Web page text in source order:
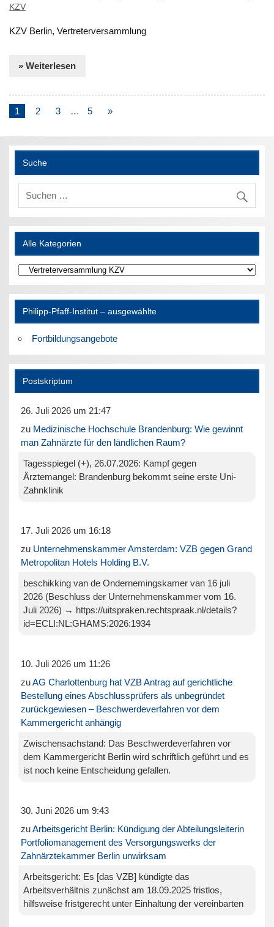
KZV
KZV Berlin, Vertreterversammlung
» Weiterlesen
1 2 3 … 5 »
Suche
Alle Kategorien
Alle
Kategorien
Philipp-Pfaff-Institut – ausgewählte
Fortbildungsangebote
Postskriptum
26. Juli 2026 um 21:47
zu Medizinische Hochschule Brandenburg: Wie gewinnt
man Zahnärzte für den ländlichen Raum?
Tagesspiegel (+), 26.07.2026: Kampf gegen
Ärztemangel: Brandenburg bekommt seine erste Uni-
Zahnklinik
17. Juli 2026 um 16:18
zu Unternehmenskammer Amsterdam: VZB gegen Grand
Metropolitan Hotels Holding B.V.
beschikking van de Ondernemingskamer van 16 juli
2026 (Beschluss der Unternehmenskammer vom 16.
Juli 2026) → https://uitspraken.rechtspraak.nl/details?
id=ECLI:NL:GHAMS:2026:1934
10. Juli 2026 um 11:26
zuAG Charlottenburg hat VZB Antrag auf gerichtliche
Bestellung eines Abschlussprüfers als unbegründet
zurückgewiesen – Beschwerdeverfahren vor dem
Kammergericht anhängig
Zwischensachstand: Das Beschwerdeverfahren vor
dem Kammergericht Berlin wird schriftlich geführt und es
ist noch keine Entscheidung gefallen.
30. Juni 2026 um 9:43
zuArbeitsgericht Berlin: Kündigung der Abteilungsleiterin
Portfoliomanagement des Versorgungswerks der
Zahnärztekammer Berlin unwirksam
Arbeitsgericht: Es [das VZB] kündigte das
Arbeitsverhältnis zunächst am 18.09.2025 fristlos,
hilfsweise fristgerecht unter Einhaltung der vereinbarten